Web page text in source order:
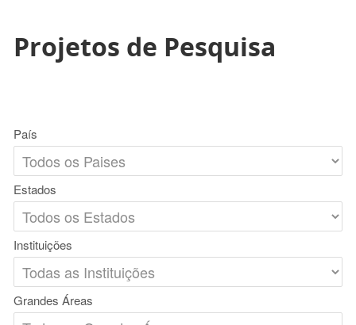
Projetos de Pesquisa
País
Estados
Instituições
Grandes Áreas